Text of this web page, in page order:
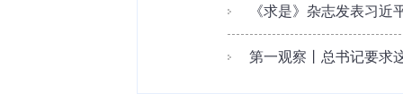
《求是》杂志发表习
第一观察丨总书记要求